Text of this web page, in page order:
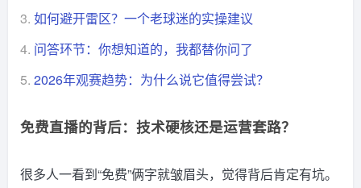
3. 如何避开雷区？一个老球迷的实操建议
4. 问答环节：你想知道的，我都替你问了
5. 2026年观赛趋势：为什么说它值得尝试？
免费直播的背后：技术硬核还是运营套路？
很多人一看到“免费”俩字就皱眉头，觉得背后肯定有坑。